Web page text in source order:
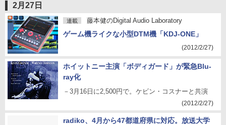
2月27日
連載 藤本健のDigital Audio Laboratory
ゲーム機ライクな小型DTM機「KDJ-ONE」
(2012/2/27)
ホイットニー主演「ボディガード」が緊急Blu-
ray化
－3月16日に2,500円で。ケビン・コスナーと共演
(2012/2/27)
radiko、4月から47都道府県に対応。放送大学